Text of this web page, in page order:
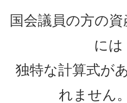
国会議員の方の
には
独特な計算式が
れません